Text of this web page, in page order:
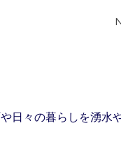
日々の暮らしを湧水